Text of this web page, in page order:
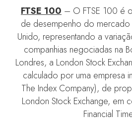
FTSE 100 – O FTSE 100 é
de desempenho do
Unido, representando a
companhias negociadas na
Londres, a London Stock
calculado por uma empresa
The Index Company), de
London Stock Exchange, em
Financial